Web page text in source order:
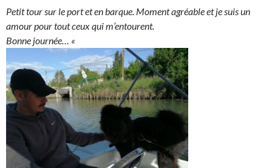
Petit tour sur le port et en barque. Moment agréable et je suis un
amour pour tout ceux qui m’entourent.
Bonne journée… «